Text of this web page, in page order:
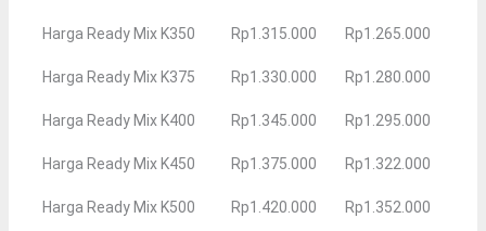
Harga Ready Mix K350 Rp1.315.000 Rp1.265.000
Harga Ready Mix K375 Rp1.330.000 Rp1.280.000
Harga Ready Mix K400 Rp1.345.000 Rp1.295.000
Harga Ready Mix K450 Rp1.375.000 Rp1.322.000
Harga Ready Mix K500 Rp1.420.000 Rp1.352.000